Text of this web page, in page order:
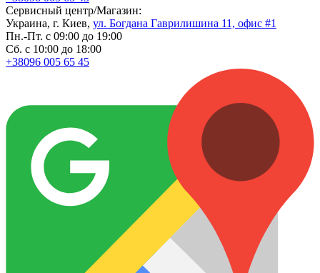
Сервисный центр/Магазин:
Украина, г. Киев, ул. Богдана Гаврилишина 11, офис #1
Пн.-Пт. с 09:00 до 19:00
Сб. с 10:00 до 18:00
+38096 005 65 45